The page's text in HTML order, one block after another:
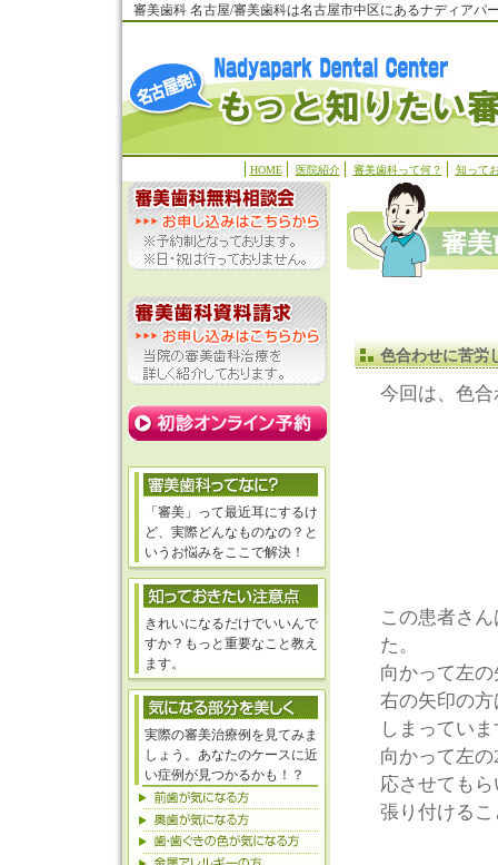
審美歯科 名古屋/審美歯科は名古屋市中区にあるナディアパ
HOME 医院紹介 審美歯科って何？ 知って
審
色合わせに苦労
今回は、色
この患者さ
た。
向かって左
右の矢印の
しまってい
向かって左
応させても
張り付ける
「審美」って最近耳にするけ
ど、実際どんなものなの？と
いうお悩みをここで解決！
きれいになるだけでいいんで
すか？もっと重要なこと教え
ます。
実際の審美治療例を見てみま
しょう。あなたのケースに近
い症例が見つかるかも！？